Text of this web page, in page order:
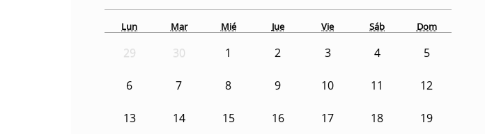
Lun Mar Mié Jue Vie Sáb Dom
29 30 1 2 3 4 5
6 7 8 9 10 11 12
13 14 15 16 17 18 19